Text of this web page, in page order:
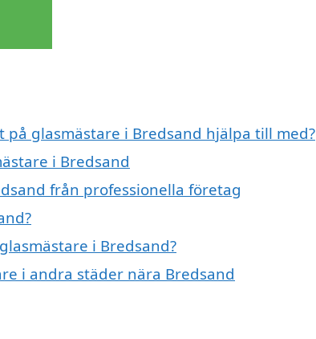
glasmästare i Bredsand hjälpa till med?
i Bredsand
från professionella företag
i Bredsand?
i andra städer nära Bredsand